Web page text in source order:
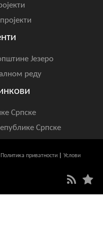
Језеро
реду
Српске
Српске
Политика приватности
Услови